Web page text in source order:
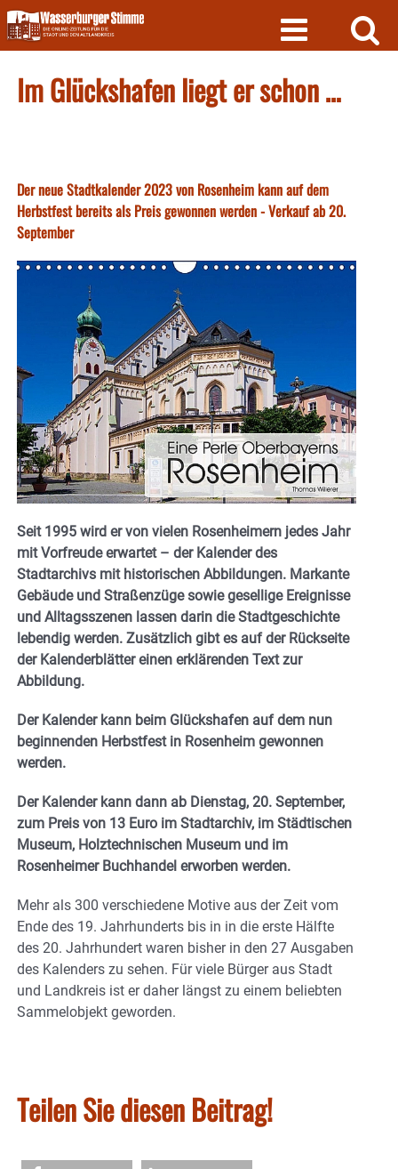
Skip
to
content
Im Glückshafen liegt er schon …
Der neue Stadtkalender 2023 von Rosenheim kann auf dem
Herbstfest bereits als Preis gewonnen werden - Verkauf ab 20.
September
Seit 1995 wird er von vielen Rosenheimern jedes Jahr
mit Vorfreude erwartet – der Kalender des
Stadtarchivs mit historischen Abbildungen. Markante
Gebäude und Straßenzüge sowie gesellige Ereignisse
und Alltagsszenen lassen darin die Stadtgeschichte
lebendig werden. Zusätzlich gibt es auf der Rückseite
der Kalenderblätter einen erklärenden Text zur
Abbildung.
Der Kalender kann beim Glückshafen auf dem nun
beginnenden Herbstfest in Rosenheim gewonnen
werden.
Der Kalender kann dann ab Dienstag, 20. September,
zum Preis von 13 Euro im Stadtarchiv, im Städtischen
Museum, Holztechnischen Museum und im
Rosenheimer Buchhandel erworben werden.
Mehr als 300 verschiedene Motive aus der Zeit vom
Ende des 19. Jahrhunderts bis in in die erste Hälfte
des 20. Jahrhundert waren bisher in den 27 Ausgaben
des Kalenders zu sehen. Für viele Bürger aus Stadt
und Landkreis ist er daher längst zu einem beliebten
Sammelobjekt geworden.
Teilen Sie diesen Beitrag!